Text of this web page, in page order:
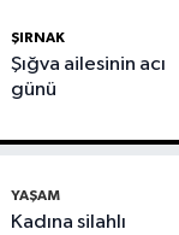
ŞIRNAK
Şığva ailesinin acı
günü
YAŞAM
Kadına silahlı